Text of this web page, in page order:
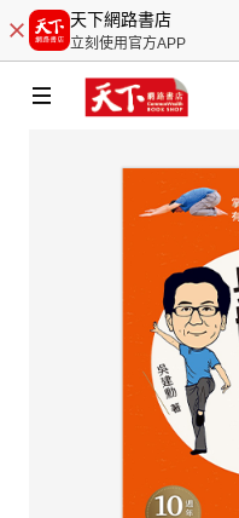
天下網路書店
立刻使用官方APP